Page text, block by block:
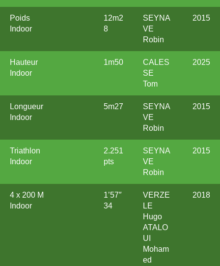
Poids
Indoor
12m2
8
SEYNA
VE
Robin
2015
Hauteur
Indoor
1m50
CALES
SE
Tom
2025
Longueur
Indoor
5m27
SEYNA
VE
Robin
2015
Triathlon
Indoor
2.251
pts
SEYNA
VE
Robin
2015
4 x 200 M
Indoor
1’57″
34
VERZE
LE
Hugo
ATALO
UI
Moham
ed
2018